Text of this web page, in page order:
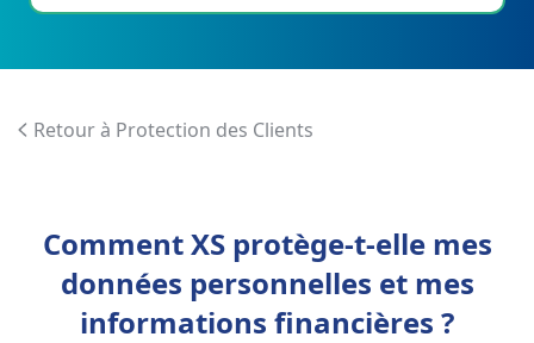
Retour à Protection des Clients
Comment XS protège-t-elle mes
données personnelles et mes
informations financières ?